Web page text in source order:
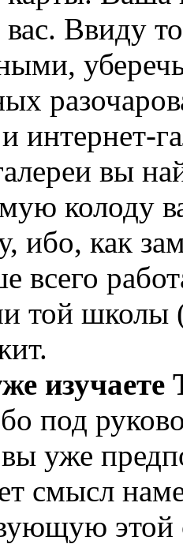
вас. Ввиду
интернет-
вы
колоду
ибо, как
всего
той школы
изучаете
под
уже
смысл
этой